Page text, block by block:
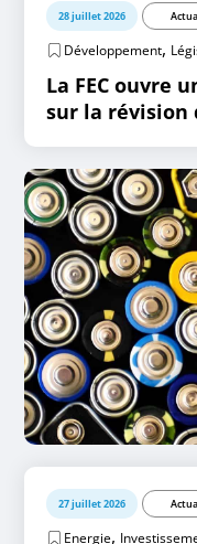
28 juillet 2026
Développement,
La FEC ouvre
sur la révision
27 juillet 2026
Energie,